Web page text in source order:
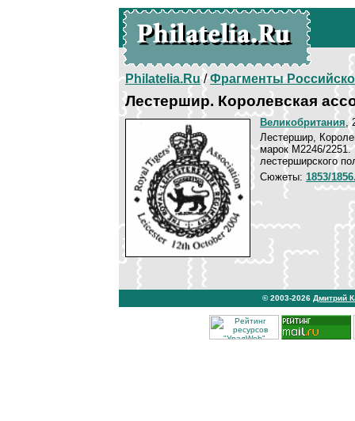
Philatelia.Ru/Фрагменты
Лестершир. Королевская
Великобритания,
Лестершир,
марок М2246/2251.
лестерширского
Сюжеты: 1853/
© 2003-2026 Дмитрий